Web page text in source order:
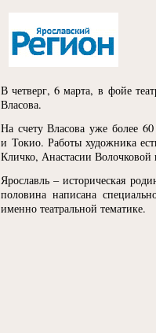
В четверг, 6 марта, в фойе
Власова.
На счету Власова уже более
и Токио. Работы художника
Кличко, Анастасии
Ярославль – историческая
половина написана
именно театральной тематике.